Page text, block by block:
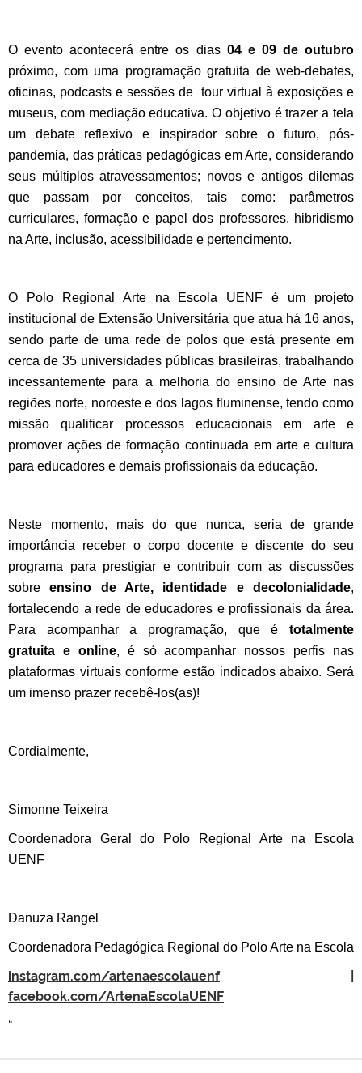
O evento acontecerá entre os dias 04 e 09 de outubro
próximo, com uma programação gratuita de web-debates,
oficinas, podcasts e sessões de tour virtual à exposições e
museus, com mediação educativa. O objetivo é trazer a tela
um debate reflexivo e inspirador sobre o futuro, pós-
pandemia, das práticas pedagógicas em Arte, considerando
seus múltiplos atravessamentos; novos e antigos dilemas
que passam por conceitos, tais como: parâmetros
curriculares, formação e papel dos professores, hibridismo
na Arte, inclusão, acessibilidade e pertencimento.
O Polo Regional Arte na Escola UENF é um projeto
institucional de Extensão Universitária que atua há 16 anos,
sendo parte de uma rede de polos que está presente em
cerca de 35 universidades públicas brasileiras, trabalhando
incessantemente para a melhoria do ensino de Arte nas
regiões norte, noroeste e dos lagos fluminense, tendo como
missão qualificar processos educacionais em arte e
promover ações de formação continuada em arte e cultura
para educadores e demais profissionais da educação.
Neste momento, mais do que nunca, seria de grande
importância receber o corpo docente e discente do seu
programa para prestigiar e contribuir com as discussões
sobreensino de Arte, identidade edecolonialidade,
fortalecendo a rede de educadores e profissionais da área.
Para acompanhar a programação, que é totalmente
gratuita e online, é só acompanhar nossos perfis nas
plataformas virtuais conforme estão indicados abaixo. Será
um imenso prazer recebê-los(as)!
Cordialmente,
Simonne Teixeira
Coordenadora Geral do Polo Regional Arte na Escola
UENF
Danuza Rangel
Coordenadora Pedagógica Regional do Polo Arte na Escola
instagram.com/artenaescolauenf|
facebook.com/ArtenaEscolaUENF
“